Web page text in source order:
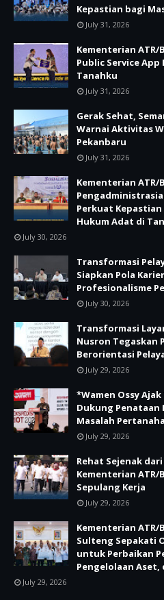
Kepastian bagi
July 31, 2026
Kementerian ATR/
Public Service
Tanahku
July 31, 2026
Gerak Sehat,
Warnai Aktivitas
Pekanbaru
July 31, 2026
Kementerian ATR/
Perkuat
Hukum Adat di
July 30, 2026
Transformasi
Siapkan Pola
Profesionalisme
July 30, 2026
Transformasi
Nusron Tegaskan
Berorientasi
July 29, 2026
*Wamen Ossy
Dukung Penataan
Masalah
July 29, 2026
Rehat Sejenak
Kementerian ATR/
Sepulang Kerja
July 29, 2026
Kementerian ATR/
Sulteng Sepakati
untuk Perbaikan
Pengelolaan Aset,
July 29, 2026